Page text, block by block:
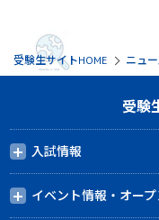
受験生サイトHOME ニュ
受験
入試情報
イベント情報・オー